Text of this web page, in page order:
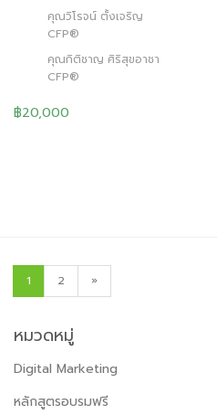
คุณวิโรจน์ ตั้งเจริญ
CFP®
คุณกิติชาญ ศิริสุขอาชา
CFP®
฿20,000
1 2 »
หมวดหมู่
Digital Marketing
หลักสูตรอบรมฟรี